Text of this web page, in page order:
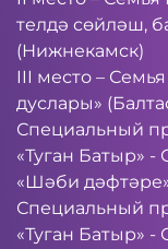
телдә сөйләш,
(Нижнекамск)
III место –
дуслары»
Специальный
«Туган Батыр»
«Шәби
Специальный
«Туган Батыр» -